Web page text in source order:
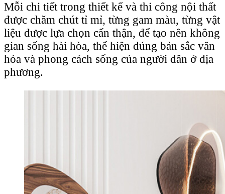
Mỗi chi tiết trong thiết kế và thi công nội thất
được chăm chút tỉ mỉ, từng gam màu, từng vật
liệu được lựa chọn cẩn thận, để tạo nên không
gian sống hài hòa, thể hiện đúng bản sắc văn
hóa và phong cách sống của người dân ở địa
phương.